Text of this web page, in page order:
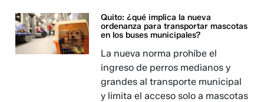
Quito: ¿qué implica la nueva
ordenanza para transportar mascotas
en los buses municipales?
La nueva norma prohíbe el
ingreso de perros medianos y
grandes al transporte municipal
y limita el acceso solo a mascotas